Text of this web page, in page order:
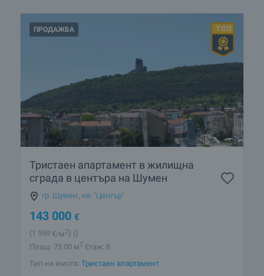
ПРОДАЖБА
Тристаен апартамент в жилищна
сграда в центъра на Шумен
гр. Шумен , кв. "Център"
143 000 €
(1 959 €/м2) ()
Площ: 73.00 м2 Етаж: 8
Тип на имота: Тристаен апартамент